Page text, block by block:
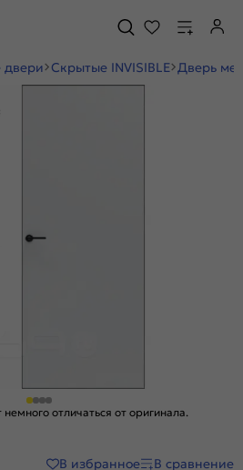
Скрытые INVISIBLE Дверь
отличаться от оригинала.
В избранное
В сравнение